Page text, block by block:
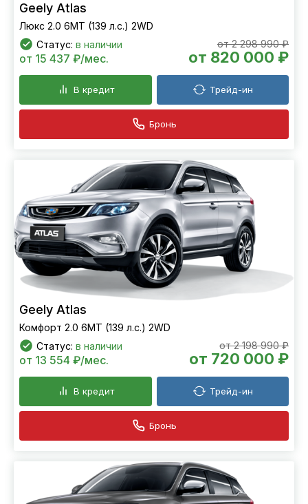
Geely Atlas
Люкс 2.0 6МТ (139 л.с.) 2WD
Статус: в наличии от 2 298 990 ₽
от 820 000 ₽
от 15 437 ₽/мес.
В кредит Трейд-ин
Бронь
Geely Atlas
Комфорт 2.0 6МТ (139 л.с.) 2WD
Статус: в наличии от 2 198 990 ₽
от 720 000 ₽
от 13 554 ₽/мес.
В кредит Трейд-ин
Бронь